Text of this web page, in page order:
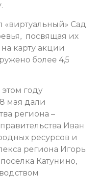
Сад
посвящая их
карту акции
более 4,5
году
мая дали
региона –
Иван
ресурсов и
региона Игорь
Катунино,